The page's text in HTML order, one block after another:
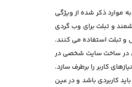
موارد ذکر شده از ویژگی
و تبلت برای وب گردی
50 درصد از کاربران برای وب گردی از موبایل و تبلت استفاده می کنند.
در ساخت سایت شخصی در
کاربر را برطرف سازد.
کاربردی باشد و در عین